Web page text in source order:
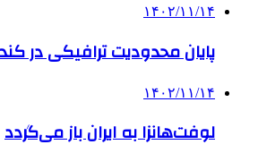
۱۴۰۲/۱۱/۱۴
پایان محدودیت ترافیکی در
۱۴۰۲/۱۱/۱۴
لوفت‌هانزا به ایران باز می‌گردد